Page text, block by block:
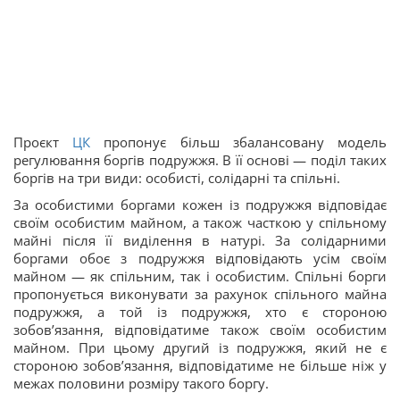
Проєкт ЦК пропонує більш збалансовану модель
регулювання боргів подружжя. В її основі — поділ таких
боргів на три види: особисті, солідарні та спільні.
За особистими боргами кожен із подружжя відповідає
своїм особистим майном, а також часткою у спільному
майні після її виділення в натурі. За солідарними
боргами обоє з подружжя відповідають усім своїм
майном — як спільним, так і особистим. Спільні борги
пропонується виконувати за рахунок спільного майна
подружжя, а той із подружжя, хто є стороною
зобов’язання, відповідатиме також своїм особистим
майном. При цьому другий із подружжя, який не є
стороною зобов’язання, відповідатиме не більше ніж у
межах половини розміру такого боргу.